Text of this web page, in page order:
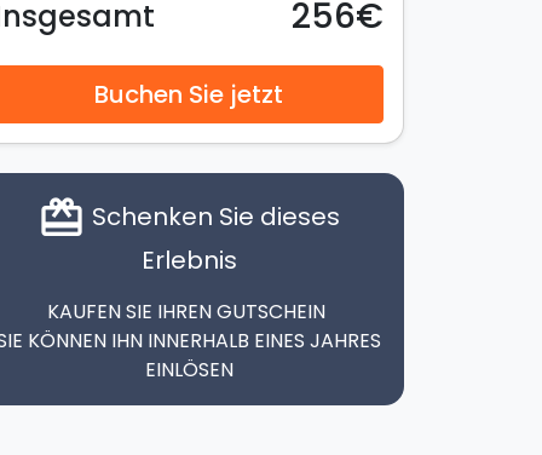
256€
Buchen Sie jetzt
card_giftcard Schenken Sie dieses
Erlebnis
KAUFEN SIE IHREN GUTSCHEIN
KÖNNEN IHN INNERHALB EINES JAHRES
EINLÖSEN